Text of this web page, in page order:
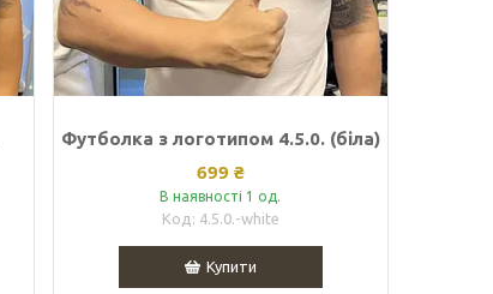
Футболка з логотипом 4.5.0. (біла)
699 ₴
В наявності 1 од.
4.5.0.-white
Купити